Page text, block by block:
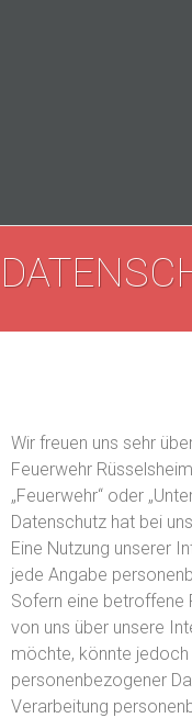
Wir freuen uns sehr
Feuerwehr
„Feuerwehr“ oder
Datenschutz hat bei
Eine Nutzung unserer
jede Angabe
Sofern eine betroffene
von uns über unsere
möchte, könnte jedoch
personenbezogener
Verarbeitung